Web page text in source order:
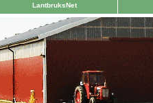
LantbruksNet